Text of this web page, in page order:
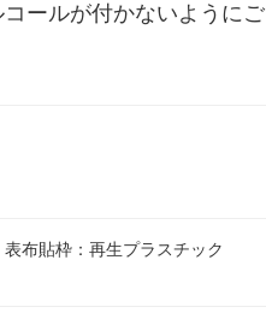
ールが付かないようにご
布貼枠：再生プラスチック